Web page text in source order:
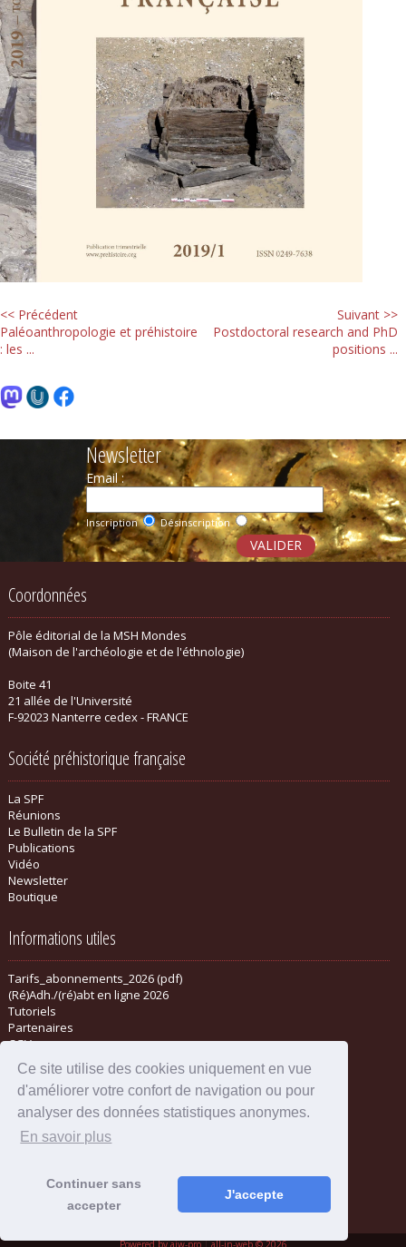
Ce site utilise des cookies uniquement en vue
d'améliorer votre confort de navigation ou pour
analyser des données statistiques anonymes.
En savoir plus
Continuer sans
accepter
J'accepte
<< Précédent
Paléoanthropologie et préhistoire
: les ...
Suivant >>
Postdoctoral research and PhD
positions ...
Newsletter
Email :
Inscription Désinscription
Coordonnées
Pôle éditorial de la MSH Mondes
(Maison de l'archéologie et de l'éthnologie)
Boite 41
21 allée de l'Université
F-92023 Nanterre cedex - FRANCE
Société préhistorique française
La SPF
Réunions
Le Bulletin de la SPF
Publications
Vidéo
Newsletter
Boutique
Informations utiles
Tarifs_abonnements_2026 (pdf)
(Ré)Adh./(ré)abt en ligne 2026
Tutoriels
Partenaires
CGV
Powered by aiw-pro|all-in-web © 2026